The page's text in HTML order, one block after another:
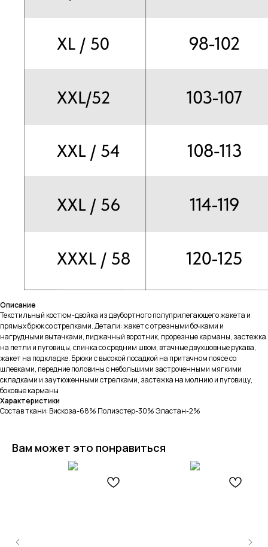
Описание
Текстильный костюм-двойка из двубортного полуприлегающего жакета и
прямых брюк со стрелками. Детали: жакет с отрезными бочками и
нагрудными вытачками, пиджачный воротник, прорезные карманы, застежка
на петли и пуговицы, спинка со средним швом, втачные двухшовные рукава,
жакет на подкладке. Брюки с высокой посадкой на притачном поясе со
шлевками, передние половины с небольшими застроченными мягкими
складками и заутюженными стрелками, застежка на молнию и пуговицу,
боковые карманы
Характеристики
Состав ткани: Вискоза-68% Полиэстер-30% Эластан-2%
Вам может это понравиться